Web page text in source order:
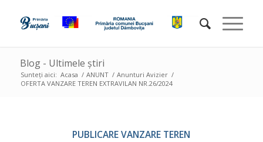
Blog - Ultimele știri
Sunteți aici: Acasa / ANUNT / Anunturi Avizier /
OFERTA VANZARE TEREN EXTRAVILAN NR.26/2024
PUBLICARE VANZARE TEREN